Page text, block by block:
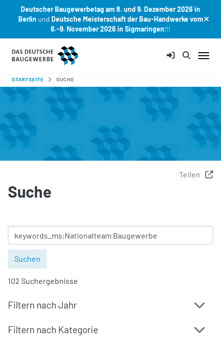
Deutscher Baugewerbetag am 8. und 9. Dezember 2026 in
Berlin und Deutsche Meisterschaft der Bau-Handwerke vom
6.-9. November 2026 in Sigmaringen!!!
Zum Hauptinhalt springen
SIE SIND HIER:
STARTSEITE SUCHE
Teilen
Suche
102 Suchergebnisse
Filtern nach Jahr
Filtern nach Kategorie